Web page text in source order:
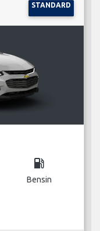
STANDARD
local_gas_station
Bensin